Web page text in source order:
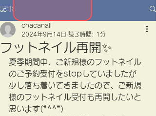
記事
フットネイル再開✨
chacanail
2024年9月14日 読了時間: 1分
夏季期間中、ご新規様のフットネイル
のご予約受付をstopしていましたが
少し落ち着いてきましたので、ご新規
様のフットネイル受付も再開したいと
思います(*^^*)